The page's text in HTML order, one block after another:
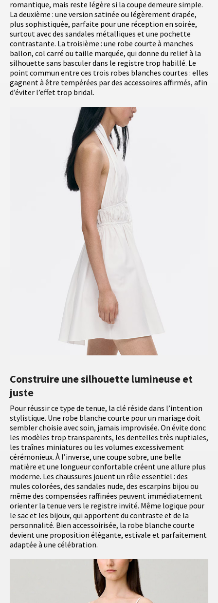
romantique, mais reste légère si la coupe demeure simple.
La deuxième : une version satinée ou légèrement drapée,
plus sophistiquée, parfaite pour une réception en soirée,
surtout avec des sandales métalliques et une pochette
contrastante. La troisième : une robe courte à manches
ballon, col carré ou taille marquée, qui donne du relief à la
silhouette sans basculer dans le registre trop habillé. Le
point commun entre ces trois robes blanches courtes : elles
gagnent à être tempérées par des accessoires affirmés, afin
d’éviter l’effet trop bridal.
Construire une silhouette lumineuse et
juste
Pour réussir ce type de tenue, la clé réside dans l’intention
stylistique. Une robe blanche courte pour un mariage doit
sembler choisie avec soin, jamais improvisée. On évite donc
les modèles trop transparents, les dentelles très nuptiales,
les traînes miniatures ou les volumes excessivement
cérémonieux. À l’inverse, une coupe sobre, une belle
matière et une longueur confortable créent une allure plus
moderne. Les chaussures jouent un rôle essentiel : des
mules colorées, des sandales nude, des escarpins bijou ou
même des compensées raffinées peuvent immédiatement
orienter la tenue vers le registre invité. Même logique pour
le sac et les bijoux, qui apportent du contraste et de la
personnalité. Bien accessoirisée, la robe blanche courte
devient une proposition élégante, estivale et parfaitement
adaptée à une célébration.